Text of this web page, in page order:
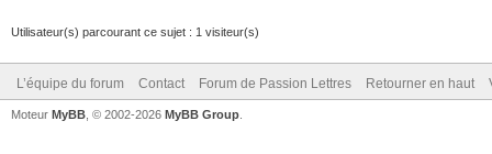
Utilisateur(s) parcourant ce sujet : 1 visiteur(s)
L’équipe du forum Contact Forum de Passion Lettres Retourner en haut
Moteur MyBB , © 2002-2026 MyBB Group